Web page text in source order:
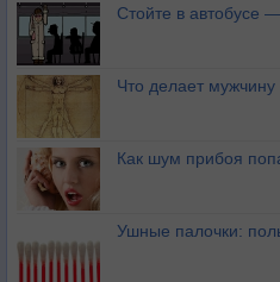
Стойте в автобусе
Что делает
Как шум прибоя
Ушные палочки: